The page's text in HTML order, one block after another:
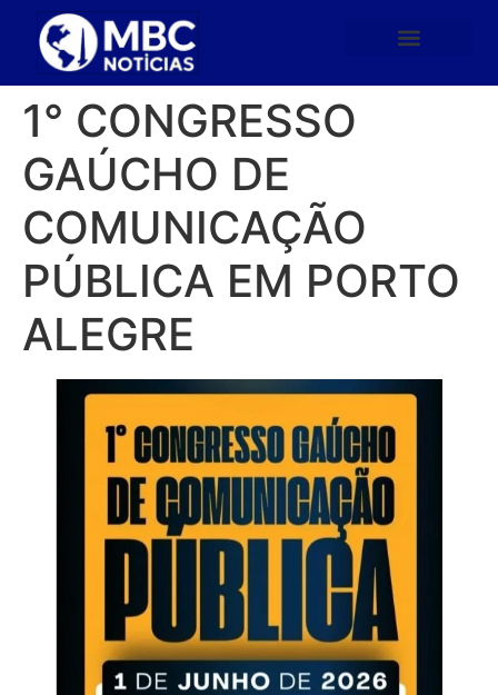
1° CONGRESSO
GAÚCHO DE
COMUNICAÇÃO
PÚBLICA EM PORTO
ALEGRE